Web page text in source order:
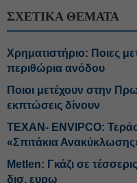
ΣΧΕΤΙΚΑ ΘΕΜΑΤΑ
Χρηματιστήριο: Ποιες
περιθώρια ανόδου
Ποιοι μετέχουν στην
εκπτώσεις δίνουν
ΤΕΧΑΝ- ENVIPCO:
«Σπιτάκια
Metlen: Γκάζι σε
δισ. ευρω